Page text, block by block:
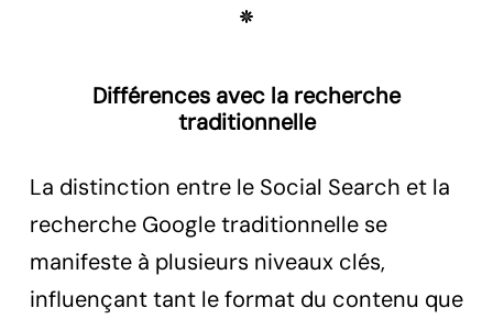
Différences avec la recherche
traditionnelle
La distinction entre le Social Search et la
recherche Google traditionnelle se
manifeste à plusieurs niveaux clés,
influençant tant le format du contenu que